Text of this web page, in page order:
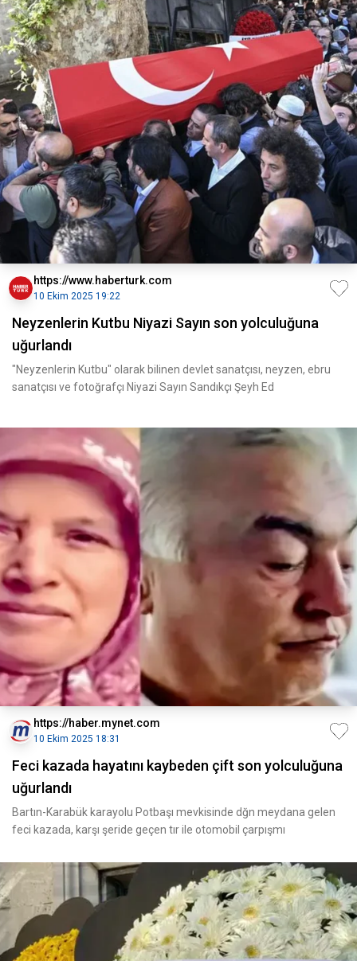
https://www.haberturk.com
10 Ekim 2025 19:22
Neyzenlerin Kutbu Niyazi Sayın son yolculuğuna
uğurlandı
"Neyzenlerin Kutbu" olarak bilinen devlet sanatçısı, neyzen, ebru
sanatçısı ve fotoğrafçı Niyazi Sayın Sandıkçı Şeyh Ed
https://haber.mynet.com
10 Ekim 2025 18:31
Feci kazada hayatını kaybeden çift son yolculuğuna
uğurlandı
Bartın-Karabük karayolu Potbaşı mevkisinde dğn meydana gelen
feci kazada, karşı şeride geçen tır ile otomobil çarpışmı